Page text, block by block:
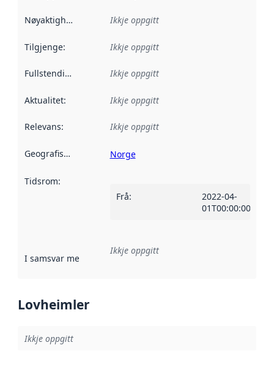
Nøyaktigheit Ikkje oppgitt
Tilgjenge: Ikkje oppgitt
Fullstendigheit Ikkje oppgitt
Aktualitet: Ikkje oppgitt
Relevans: Ikkje oppgitt
Geografisk område Norge
Tidsrom:
Frå:
2022-04-
01T00:00:00Z
I samsvar med Referanse til ei implementeringsregel eller
Ikkje oppgitt
Lovheimler
Ikkje oppgitt